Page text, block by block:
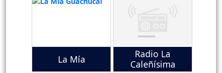
La Mía
Radio La
Caleñísima